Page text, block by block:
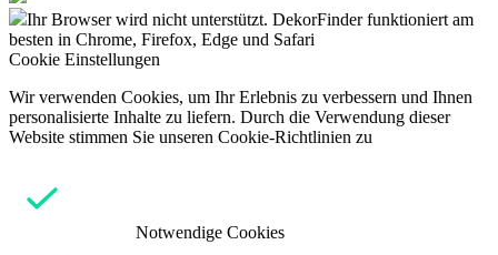
Ihr Browser wird nicht unterstützt. DekorFinder funktioniert am
besten in Chrome, Firefox, Edge und Safari
Cookie Einstellungen
Wir verwenden Cookies, um Ihr Erlebnis zu verbessern und Ihnen
personalisierte Inhalte zu liefern. Durch die Verwendung dieser
Website stimmen Sie unseren Cookie-Richtlinien zu
Notwendige Cookies